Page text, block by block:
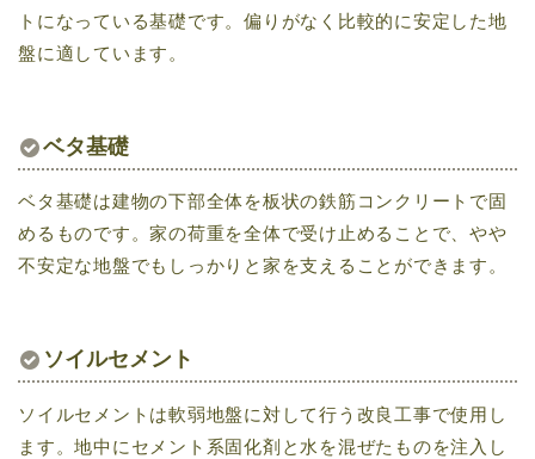
トになっている基礎です。偏りがなく比較的に安定した地
盤に適しています。
ベタ基礎
ベタ基礎は建物の下部全体を板状の鉄筋コンクリートで固
めるものです。家の荷重を全体で受け止めることで、やや
不安定な地盤でもしっかりと家を支えることができます。
ソイルセメント
ソイルセメントは軟弱地盤に対して行う改良工事で使用し
ます。地中にセメント系固化剤と水を混ぜたものを注入し